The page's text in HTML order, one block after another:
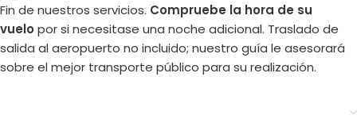
Fin de nuestros servicios. Compruebe la hora de su
vuelo por si necesitase una noche adicional. Traslado de
salida al aeropuerto no incluido; nuestro guía le asesorará
sobre el mejor transporte público para su realización.